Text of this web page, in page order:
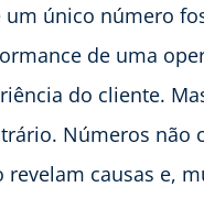
um único número
de uma
do cliente.
Números não
revelam causas e,